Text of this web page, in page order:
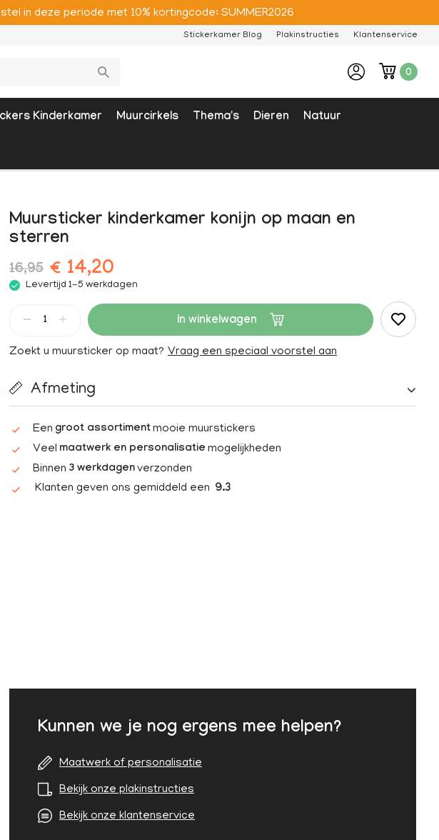
in deze periode met 10% kortingcode: SUMMER2026
Stickerkamer Blog Plakinstructies Klantenservice
0
Kinderkamer Muurcirkels Thema's Dieren Natuur
Muursticker kinderkamer konijn op maan en
sterren
16,95 € 14,20
Levertijd 1-5 werkdagen
In winkelwagen
Zoekt u muursticker op maat? Vraag een speciaal voorstel aan
Afmeting
Een groot assortimentmooie muurstickers
Veel maatwerk en personalisatie mogelijkheden
Binnen 3 werkdagenverzonden
Klanten geven ons gemiddeld een 9.3
Kunnen we je nog ergens mee helpen?
Maatwerk of personalisatie
Bekijk onze plakinstructies
Bekijk onze klantenservice